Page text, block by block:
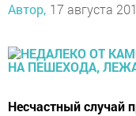
Автор, 17 августа
Несчастный случай